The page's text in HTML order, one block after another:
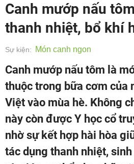
Canh mướp nấu
thanh nhiệt, bổ khí
Sự kiện: Món canh ngon
Canh mướp nấu tôm là
thuộc trong bữa cơm của
Việt vào mùa hè. Không
này còn được Y học cổ
nhờ sự kết hợp hài hòa
tác dụng thanh nhiệt,